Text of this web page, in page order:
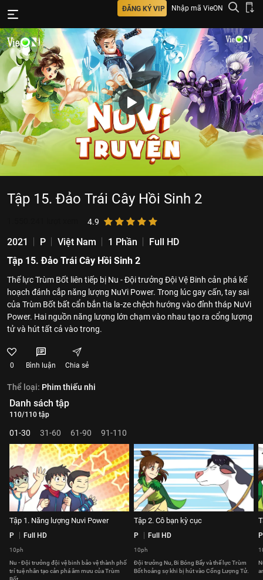
ĐĂNG KÝ VIP Nhập mã VieON
Tập 15. Đảo Trái Cây Hồi Sinh 2
4.9
2021 P Việt Nam 1 Phần
Full HD
Tập 15. Đảo Trái Cây Hồi Sinh 2
Thế lực Trùm Bốt liên tiếp bị Nu - Đội trưởng Đội Vệ Binh cản phá kế
hoạch đánh cắp năng lượng NuVi Power. Trong lúc gay cấn, tay sai
của Trùm Bốt bất cẩn bắn tia la-ze chệch hướng vào đỉnh tháp NuVi
Power. Hai nguồn năng lượng lớn chạm vào nhau tạo ra cổng lượng
tử và hút tất cả vào trong.
0 Bình luận Chia sẻ
Thể loại: Phim thiếu nhi
Danh sách tập
110/110 tập
01-30 31-60 61-90 91-110
Tập 1. Năng lượng Nuvi Power
P Full HD
10ph
Nu - Đội trưởng đội vệ binh bảo vệ thành phố
trí tuệ nhân tạo cản phá âm mưu của Trùm
Tập 2. Cô bạn kỳ cục
P Full HD
10ph
Đội trưởng Nu, Bi Bóng Bẩy và thế lực Trùm
Bốt hoảng sợ khi bị hút vào Cổng Lượng Tử.
P